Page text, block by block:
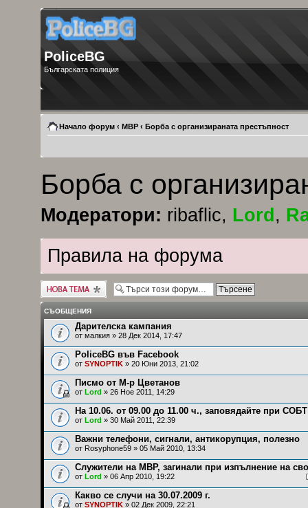
PoliceBG
Българската полиция
Начало форум ‹ МВР ‹ Борба с организираната престъпност
Борба с
Модератори: ribaflic, Lord ,
Правила на форума
Публикувай нова
тема
СЪОБЩЕНИЯ
Дарителска кампания
от малкия » 28 Дек 2014, 17:47
PoliceBG във Facebook
от SYNOPTIK » 20 Юни 2013, 21:02
Писмо от М-р Цветанов
от Lord » 26 Ное 2011, 14:29
На 10.06. от 09.00 до 11.00 ч., заповядайте при
от Lord » 30 Май 2011, 22:39
Важни телефони, сигнали, антикорупция, полезно
от Rosyphone59 » 05 Май 2010, 13:34
Служители на МВР, загинали при изпълнение на
от Lord » 06 Апр 2010, 19:22
Какво се случи на 30.07.2009 г.
от SYNOPTIK » 02 Дек 2009, 22:21